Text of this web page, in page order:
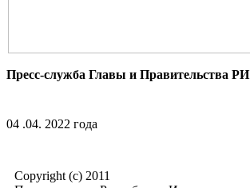
Пресс-служба Главы и Правительства РИ
04 .04. 2022 года
Copyright (c) 2011